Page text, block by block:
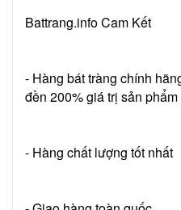
Battrang.info Cam Kết
- Hàng bát tràng chính
đền 200% giá trị sản phẩm
- Hàng chất lượng tốt nhất